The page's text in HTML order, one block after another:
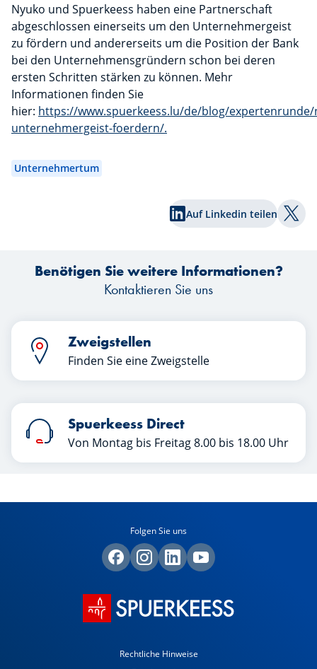
Nyuko und Spuerkeess haben eine Partnerschaft
abgeschlossen einerseits um den Unternehmergeist
zu fördern und andererseits um die Position der Bank
bei den Unternehmensgründern schon bei deren
ersten Schritten stärken zu können. Mehr
Informationen finden Sie
hier: https://www.spuerkeess.lu/de/blog/expertenrunde/
unternehmergeist-foerdern/.
Unternehmertum
Auf Linkedin teilen Auf
Benötigen Sie weitere Informationen?
Kontaktieren Sie uns
Zweigstellen
Finden Sie eine Zweigstelle
Spuerkeess Direct
Von Montag bis Freitag 8.00 bis 18.00 Uhr
Folgen Sie uns
Rechtliche Hinweise